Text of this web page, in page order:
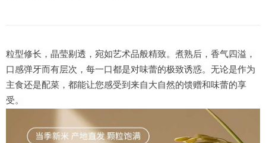
粒型修长，晶莹剔透，宛如艺术品般精致。煮熟后，香气四溢，
口感弹牙而有层次，每一口都是对味蕾的极致诱惑。无论是作为
主食还是配菜，都能让您感受到来自大自然的馈赠和味蕾的享
受。